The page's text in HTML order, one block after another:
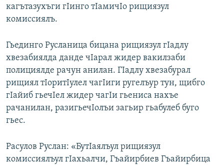
кагътазухъги гIинго тIамичIо рищиязул
комиссиялъ.
Гьединго Русланица бицана рищиязул гIадлу
хвезабиялда данде чIарал жидер вакилзаби
полициялде рачун анилан. ГIадлу хвезабурал
рищиял тIоритIулел чагIиги ругелъур тун, щибго
гIайиб гьечIел жидер чагIи гьениса нахъе
рачанилан, разигьечIолъи загьир гьабулеб буго
гьес.
Расулов Руслан: «БутIаялъул рищиязул
комиссиялъул гIахьалчи, Гъайирбиев Гъайирбица